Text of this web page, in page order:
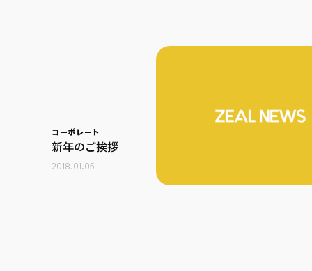
コーポレート
新年のご挨拶
2018.01.05